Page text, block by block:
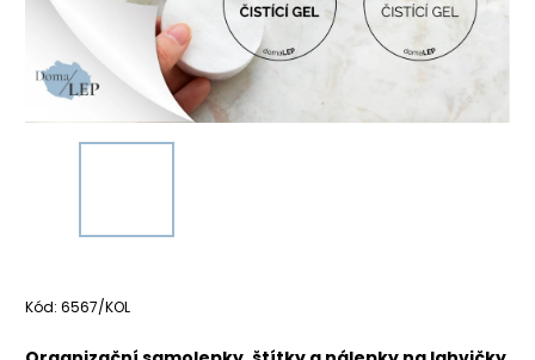
Kód: 6567/KOL